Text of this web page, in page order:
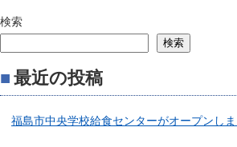
検索
検索
最近の投稿
福島市中央学校給食センターがオープンしま